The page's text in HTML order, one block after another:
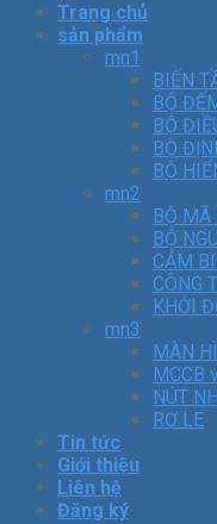
Trang chủ
sản phẩm
mn1
BIẾN
BỘ
BỘ
BỘ
BỘ
mn2
BỘ MÃ
BỘ
CẢM
CÔNG
KHỞI
mn3
MÀN
MCCB
NÚT
RƠ LE
Tin tức
Giới thiệu
Liên hệ
Đăng ký